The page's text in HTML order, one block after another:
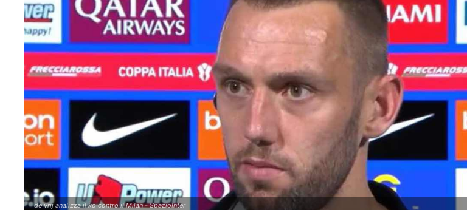
de vrij analizza il ko contro il Milan - SpazioInter